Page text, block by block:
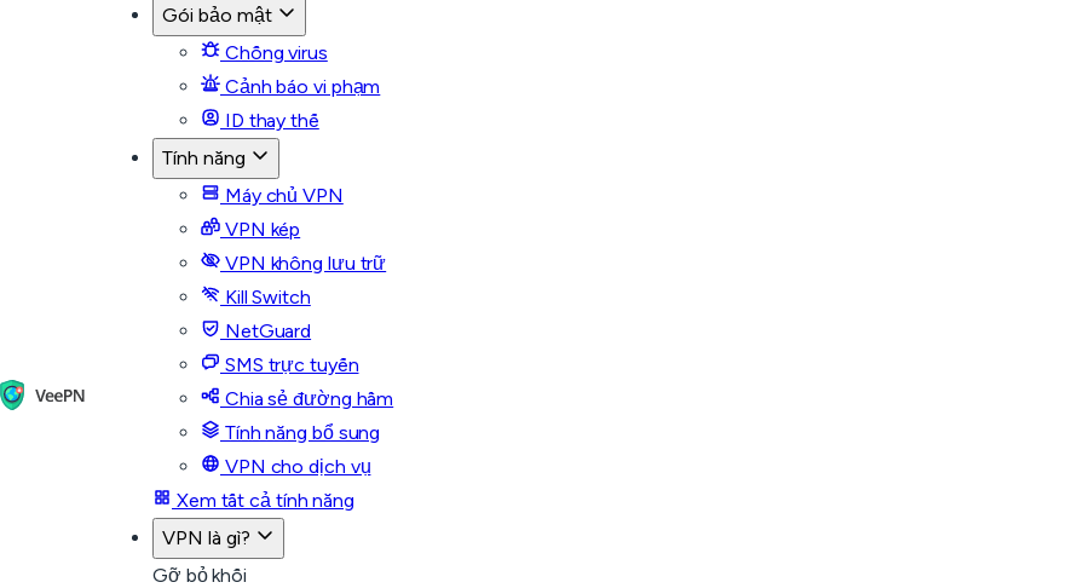
Gói bảo mật
Chống virus
Cảnh báo vi phạm
ID thay thế
Tính năng
Máy chủ VPN
VPN kép
VPN không lưu trữ
Kill Switch
NetGuard
SMS trực tuyến
Chia sẻ đường hầm
Tính năng bổ sung
VPN cho dịch vụ
Xem tất cả tính năng
VPN là gì?
Gỡ bỏ khối